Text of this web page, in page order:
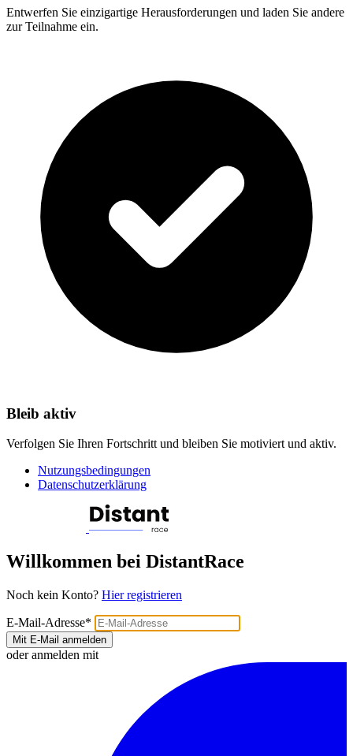
Entwerfen Sie einzigartige Herausforderungen und laden Sie andere
zur Teilnahme ein.
Bleib aktiv
Verfolgen Sie Ihren Fortschritt und bleiben Sie motiviert und aktiv.
Nutzungsbedingungen
Datenschutzerklärung
Willkommen bei DistantRace
Noch kein Konto? Hier registrieren
E-Mail-Adresse*
Mit E-Mail anmelden
oder anmelden mit